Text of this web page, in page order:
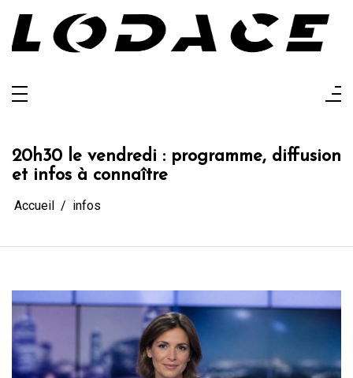
contenu
Lodace
20h30 le vendredi : programme, diffusion
et infos à connaître
Accueil infos